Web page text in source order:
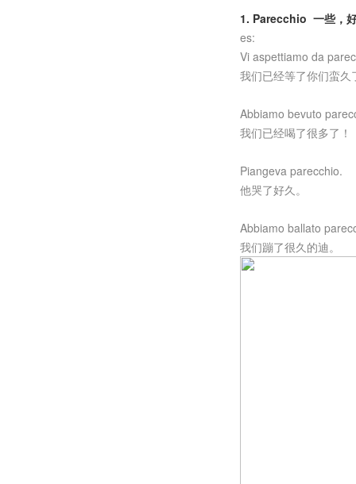
1. Parecchio 一些，
es:
Vi aspettiamo da
我们已经等了你们蛮久
Abbiamo bevuto
我们已经喝了很多了！
Piangeva parecchio.
他哭了好久。
Abbiamo ballato
我们蹦了很久的迪。